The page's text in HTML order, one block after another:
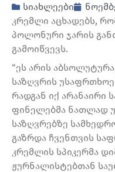
სიახლეები
კრემლი აცხადებს,
პოლონური ჯარის
გამოიწვევს.
“ეს არის
საზღვრის
რადგან იქ არანაირი
ფინელებმა ნათლად
საზღვრებზე
გაზრდა ჩვენთვის
კრემლის სპიკერმა
ჟურნალისტებთან